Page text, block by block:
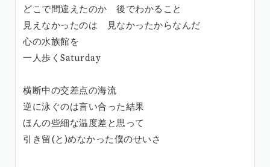
どこで間違えたのか 後でわかること
見えなかったのは 見なかったからなんだ
心の水族館を
一人歩くSaturday
横断中の交差点の海流
逆に泳ぐのは言い合った結果
ほんの些細な温度差と思って
引き留(と)めなかった僕のせいさ